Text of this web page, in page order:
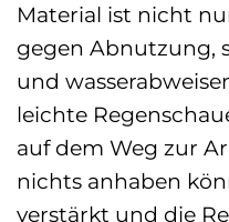
Material ist nicht
gegen Abnutzung,
und
leichte
auf dem Weg zur
nichts anhaben
verstärkt und die